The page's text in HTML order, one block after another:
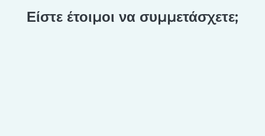
Είστε έτοιμοι να συμμετάσχετε;